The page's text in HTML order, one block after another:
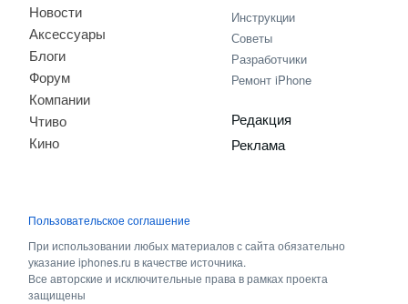
Новости
Аксессуары
Блоги
Форум
Компании
Чтиво
Кино
Инструкции
Советы
Разработчики
Ремонт iPhone
Редакция
Реклама
Пользовательское соглашение
При использовании любых материалов с сайта обязательно
указание iphones.ru в качестве источника.
Все авторские и исключительные права в рамках проекта
защищены